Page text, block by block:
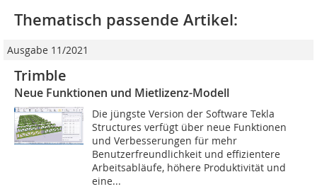
Thematisch passende Artikel:
Ausgabe 11/2021
Trimble
Neue Funktionen und Mietlizenz-Modell
Die jüngste Version der Software Tekla
Structures verfügt über neue Funktionen
und Verbesserungen für mehr
Benutzerfreundlichkeit und effizientere
Arbeitsabläufe, höhere Produktivität und
eine...